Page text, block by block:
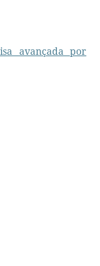
avançada por